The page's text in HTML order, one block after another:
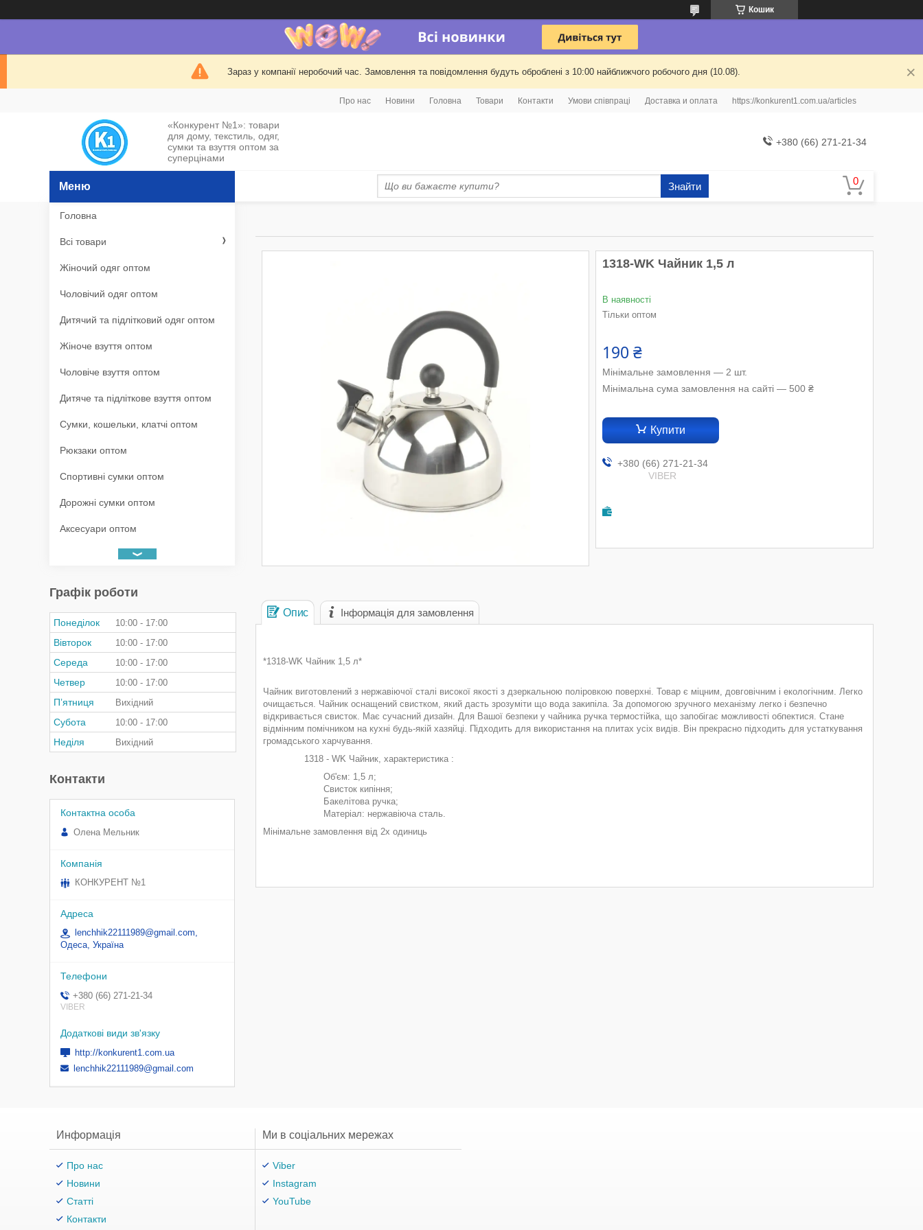
Кошик
Зараз у компанії неробочий час. Замовлення та повідомлення будуть оброблені з 10:00 найближчого робочого дня (10.08).
Про нас Новини Головна Товари Контакти Умови співпраці Доставка и оплата https://konkurent1.com.ua/articles
«Конкурент №1»: товари
для дому, текстиль, одяг,
сумки та взуття оптом за
суперцінами
+380 (66) 271-21-34
Знайти
1318-WK Чайник 1,5 л
В наявності
Тільки оптом
190 ₴
Мінімальне замовлення — 2 шт.
Мінімальна сума замовлення на сайті — 500 ₴
Купити
+380 (66) 271-21-34
VIBER
Опис Інформація для замовлення
*1318-WK Чайник 1,5 л*
Чайник виготовлений з нержавіючої сталі високої якості з дзеркальною поліровкою поверхні. Товар є міцним, довговічним і екологічним. Легко
очищається. Чайник оснащений свистком, який дасть зрозуміти що вода закипіла. За допомогою зручного механізму легко і безпечно
відкривається свисток. Має сучасний дизайн. Для Вашої безпеки у чайника ручка термостійка, що запобігає можливості обпектися. Стане
відмінним помічником на кухні будь-якій хазяйці. Підходить для використання на плитах усіх видів. Він прекрасно підходить для устаткування
громадського харчування.
1318 - WK Чайник, характеристика :
Об'єм: 1,5 л;
Свисток кипіння;
Бакелітова ручка;
Матеріал: нержавіюча сталь.
Мінімальне замовлення від 2х одиниць
Головна
Всі товари
Жіночий одяг оптом
Чоловічий одяг оптом
Дитячий та підлітковий одяг оптом
Жіноче взуття оптом
Чоловіче взуття оптом
Дитяче та підліткове взуття оптом
Сумки, кошельки, клатчі оптом
Рюкзаки оптом
Спортивні сумки оптом
Дорожні сумки оптом
Аксесуари оптом
Графік роботи
Понеділок 10:00 17:00
Вівторок 10:00 17:00
Середа 10:00 17:00
Четвер 10:00 17:00
Пʼятниця Вихідний
Субота 10:00 17:00
Неділя Вихідний
Контакти
Олена Мельник
КОНКУРЕНТ №1
lenchhik22111989@gmail.com,
Одеса, Україна
+380 (66) 271-21-34
VIBER
http://konkurent1.com.ua
lenchhik22111989@gmail.com
Информація
Про нас
Новини
Статті
Контакти
Ми в соціальних мережах
Viber
Instagram
YouTube